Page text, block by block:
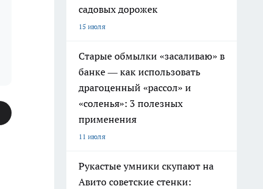
садовых дорожек
15 июля
Старые обмылки «засаливаю» в
банке — как использовать
драгоценный «рассол» и
«соленья»: 3 полезных
применения
11 июля
Рукастые умники скупают на
Авито советские стенки: